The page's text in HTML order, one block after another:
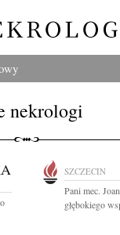
nekrologi
SZCZECIN
Pani mec.
głębokiego